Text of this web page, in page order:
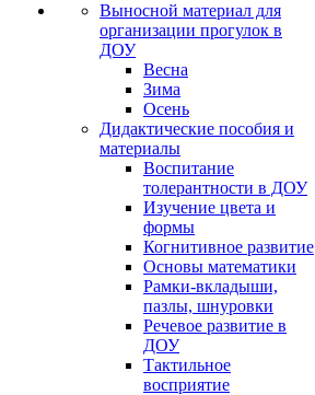
Выносной материал для
организации прогулок в
ДОУ
Весна
Зима
Осень
Дидактические пособия и
материалы
Воспитание
толерантности в ДОУ
Изучение цвета и
формы
Когнитивное развитие
Основы математики
Рамки-вкладыши,
пазлы, шнуровки
Речевое развитие в
ДОУ
Тактильное
восприятие